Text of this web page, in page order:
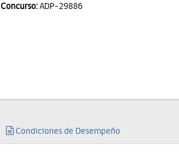
Concurso:ADP-29886
Condiciones de Desempeño